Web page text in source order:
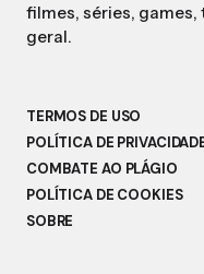
filmes, séries,
geral.
TERMOS DE USO
POLÍTICA DE
COMBATE AO PLÁGIO
POLÍTICA DE COOKIES
SOBRE